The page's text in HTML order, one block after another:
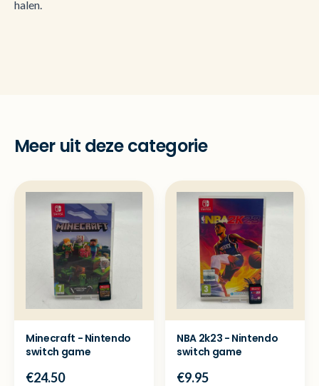
halen.
Meer uit deze categorie
Minecraft - Nintendo
switch game
€24.50
NBA 2k23 - Nintendo
switch game
€9.95